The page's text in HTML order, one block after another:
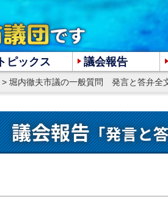
> 堀内徹夫市議の一般質問 発言と答弁全
大 中 小
議会報告「発言と
トピックス 議会報告